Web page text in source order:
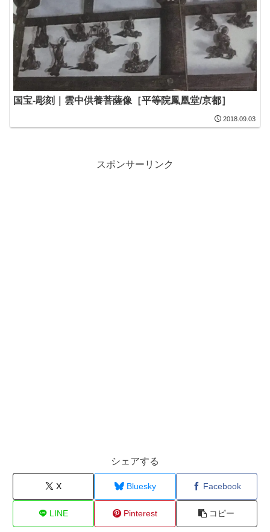
国宝-彫刻｜雲中供養菩薩像［平等院鳳凰堂/京都］
2018.09.03
スポンサーリンク
シェアする
X Bluesky Facebook
LINE Pinterest コピー